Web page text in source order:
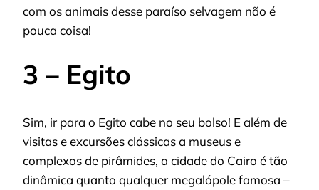
com os animais desse paraíso selvagem não é
pouca coisa!
3 – Egito
Sim, ir para o Egito cabe no seu bolso! E além de
visitas e excursões clássicas a museus e
complexos de pirâmides, a cidade do Cairo é tão
dinâmica quanto qualquer megalópole famosa –